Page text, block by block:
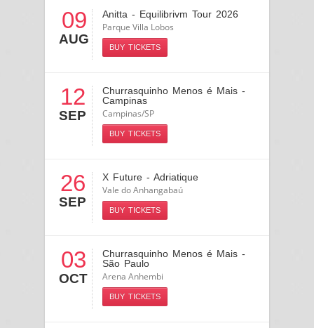
09
AUG
Anitta - Equilibrivm Tour 2026
Parque Villa Lobos
BUY TICKETS
12
SEP
Churrasquinho Menos é Mais -
Campinas
Campinas/SP
BUY TICKETS
26
SEP
X Future - Adriatique
Vale do Anhangabaú
BUY TICKETS
03
OCT
Churrasquinho Menos é Mais -
São Paulo
Arena Anhembi
BUY TICKETS